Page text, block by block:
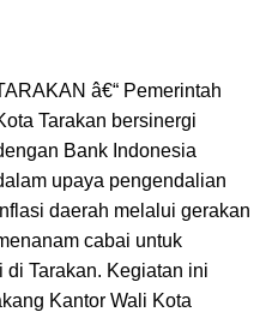
â€“ Pemerintah
Tarakan bersinergi
Bank Indonesia
upaya pengendalian
daerah melalui gerakan
cabai untuk
Tarakan. Kegiatan ini
Kantor Wali Kota